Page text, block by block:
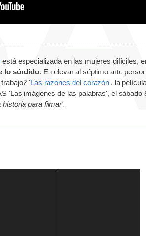
está especializada en las mujeres difíciles,
lo sórdido. En elevar al séptimo arte
'Las razones del corazón', la
'Las imágenes de las palabras', el sábado
historia para filmar'.